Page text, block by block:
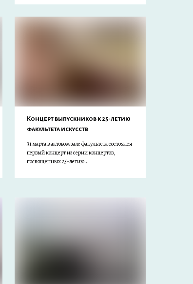
Концерт выпускников к 25-летию
факультета искусств
31 марта в актовом зале факультета состоялся
первый концерт из серии концертов,
посвященных 25-летию...